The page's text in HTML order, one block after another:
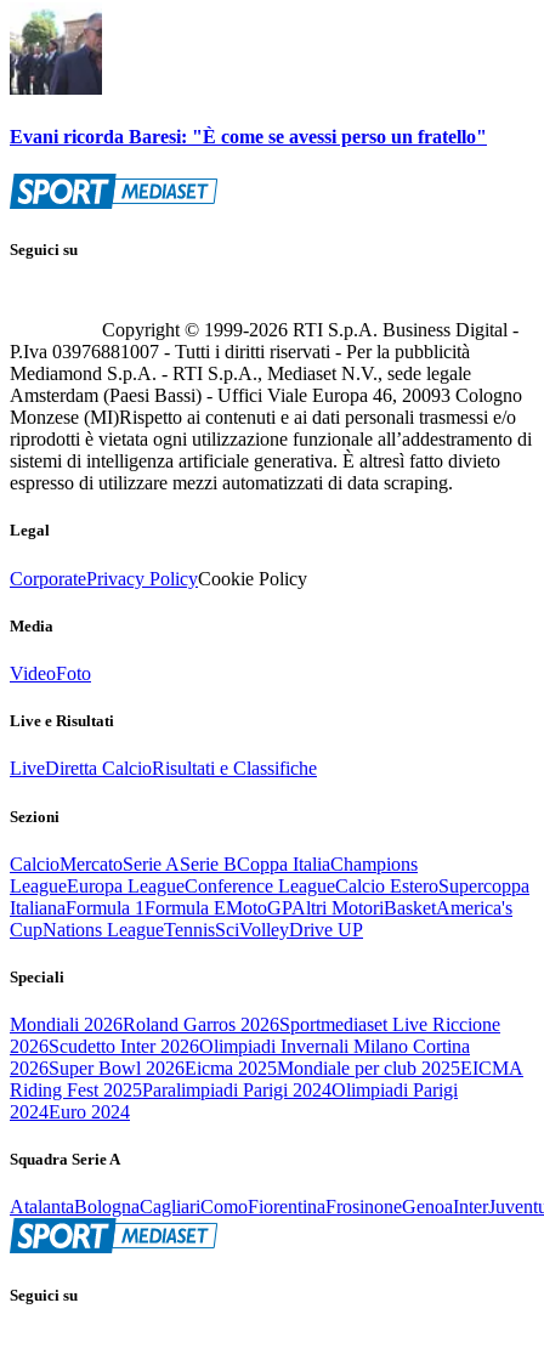
Evani ricorda Baresi: "È come se avessi perso un fratello"
Seguici su
Copyright © 1999-2026 RTI S.p.A. Business Digital -
P.Iva 03976881007 - Tutti i diritti riservati - Per la pubblicità
Mediamond S.p.A. - RTI S.p.A., Mediaset N.V., sede legale
Amsterdam (Paesi Bassi) - Uffici Viale Europa 46, 20093 Cologno
Monzese (MI)Rispetto ai contenuti e ai dati personali trasmessi e/o
riprodotti è vietata ogni utilizzazione funzionale all’addestramento di
sistemi di intelligenza artificiale generativa. È altresì fatto divieto
espresso di utilizzare mezzi automatizzati di data scraping.
Legal
CorporatePrivacy PolicyCookie Policy
Media
VideoFoto
Live e Risultati
LiveDiretta CalcioRisultati e Classifiche
Sezioni
CalcioMercatoSerie ASerie BCoppa ItaliaChampions
LeagueEuropa LeagueConference LeagueCalcio EsteroSupercoppa
ItalianaFormula 1Formula EMotoGPAltri MotoriBasketAmerica's
CupNations LeagueTennisSciVolleyDrive UP
Speciali
Mondiali 2026Roland Garros 2026Sportmediaset Live Riccione
2026Scudetto Inter 2026Olimpiadi Invernali Milano Cortina
2026Super Bowl 2026Eicma 2025Mondiale per club 2025EICMA
Riding Fest 2025Paralimpiadi Parigi 2024Olimpiadi Parigi
2024Euro 2024
Squadra Serie A
AtalantaBolognaCagliariComoFiorentinaFrosinoneGenoaInter
Seguici su